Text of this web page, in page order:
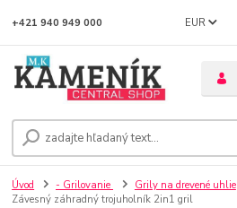
EUR
+421 940 949 000
Úvod - Grilovanie Grily na drevené uhlie
Závesný záhradný trojuholník 2in1 gril